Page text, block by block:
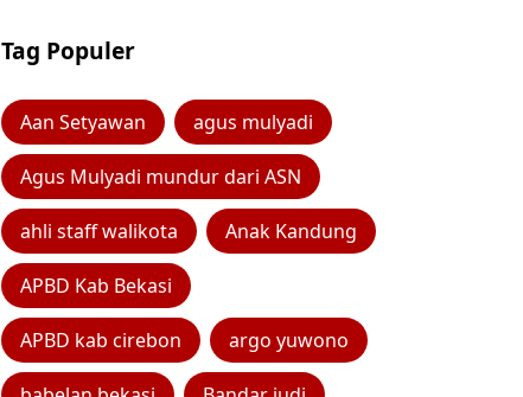
Tag Populer
Aan Setyawan agus mulyadi
Agus Mulyadi mundur dari ASN
ahli staff walikota Anak Kandung
APBD Kab Bekasi
APBD kab cirebon argo yuwono